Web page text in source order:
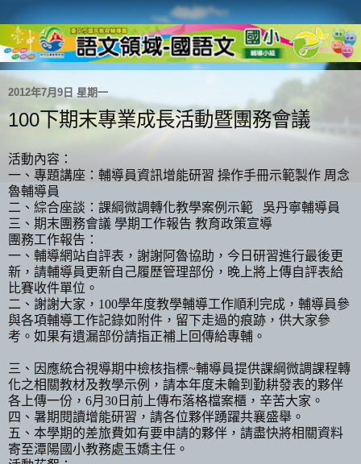
2012年7月9日 星期一
100下期末專業成長活動暨團務會議
活動內容：
一、專題講座：輔導員資訊增能研習 操作手冊示範製作 周念
魯輔導員
二、綜合座談：課綱微調轉化教學案例示範 吳丹寧輔導員
三、期末團務會議 學期工作報告 教育政策宣導
團務工作報告：
一、輔導網站自評表，謝謝阿魯協助，今日研習進行最後更
新，請輔導員更新自己履歷管理部份，晚上將上傳自評表給
比賽收件單位。
二、謝謝大家， 100學年度教學輔導工作順利完成，輔導員參
與各項輔導工作記錄如附件，留下走過的痕跡，供大家參
考。如果有遺漏部份請指正補上回傳給專輔。
三、因應統合視導期中檢核指標~輔導員提供課綱微調課程轉
化之相關教材及教學示例，請本年度未輪到勤耕發表的夥伴
各上傳一份， 6月 30 日前上傳布落格檔案櫃，辛苦大家。
四、暑期閱讀增能研習，請各位夥伴踴躍共襄盛舉。
五、本學期的差旅費如有要申請的夥伴，請盡快將相關資料
寄至潭陽國小教務處玉嬌主任。